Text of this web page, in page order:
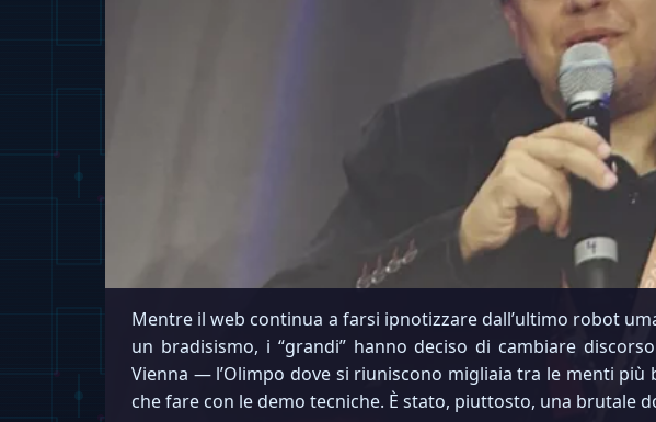
Mentre il web continua a farsi ipnotizzare dall’ultimo robot
un bradisismo, i “grandi” hanno deciso di cambiare
Vienna — l’Olimpo dove si riuniscono migliaia tra le menti
che fare con le demo tecniche. È stato, piuttosto, una brutale